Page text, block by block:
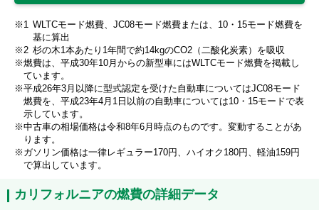
WLTCモード燃費、JC08モード燃費または、10・15モード燃費を
基に算出
杉の木1本あたり1年間で約14kgのCO2（二酸化炭素）を吸収
燃費は、平成30年10月からの新型車にはWLTCモード燃費を掲載し
ています。
平成26年3月以降に型式認定を受けた自動車についてはJC08モード
燃費を、平成23年4月1日以前の自動車については10・15モードで表
示しています。
中古車の相場価格は令和8年6月時点のものです。変動することがあ
ります。
ガソリン価格は一律レギュラー170円、ハイオク180円、軽油159円
で算出しています。
カリフォルニアの燃費の詳細データ